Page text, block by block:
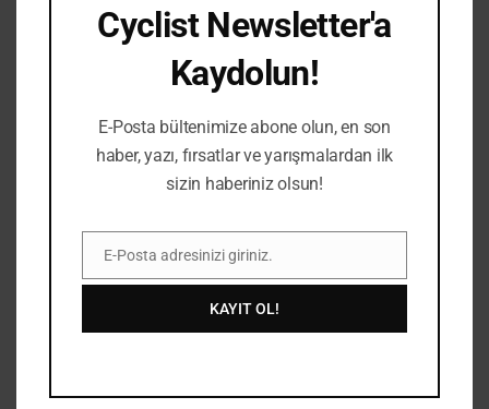
yaralanan 31 yaşındaki Slovak bisikletçi, geçirdiği diz
enfeksiyonu nedeniyle Tour de…
Cyclist Newsletter'a
Kaydolun!
E-Posta bültenimize abone olun, en son
haber, yazı, fırsatlar ve yarışmalardan ilk
sizin haberiniz olsun!
E-Posta adresinizi giriniz.
KAYIT OL!